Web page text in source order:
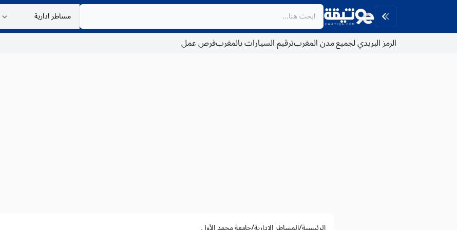
الرمز البريدي لجميع مدن المغربترقيم السيارات بالمغربفرص عمل